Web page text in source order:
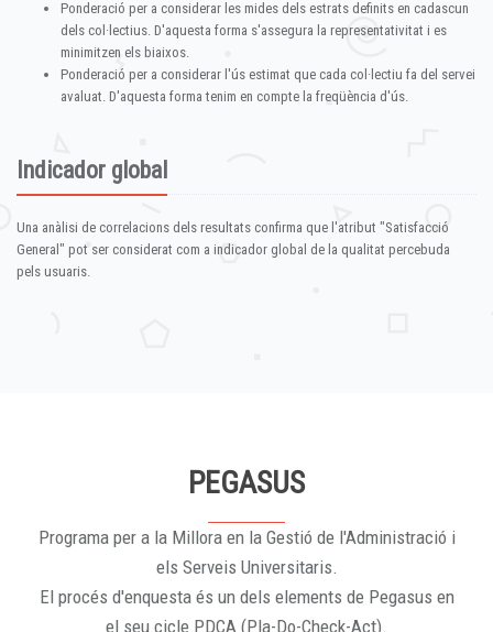
Ponderació per a considerar les mides dels estrats definits en cadascun
dels col·lectius. D'aquesta forma s'assegura la representativitat i es
minimitzen els biaixos.
Ponderació per a considerar l'ús estimat que cada col·lectiu fa del servei
avaluat. D'aquesta forma tenim en compte la freqüència d'ús.
Indicador global
Una anàlisi de correlacions dels resultats confirma que l'atribut "Satisfacció
General" pot ser considerat com a indicador global de la qualitat percebuda
pels usuaris.
PEGASUS
Programa per a la Millora en la Gestió de l'Administració i
els Serveis Universitaris.
El procés d'enquesta és un dels elements de Pegasus en
el seu cicle PDCA (Pla-Do-Check-Act).